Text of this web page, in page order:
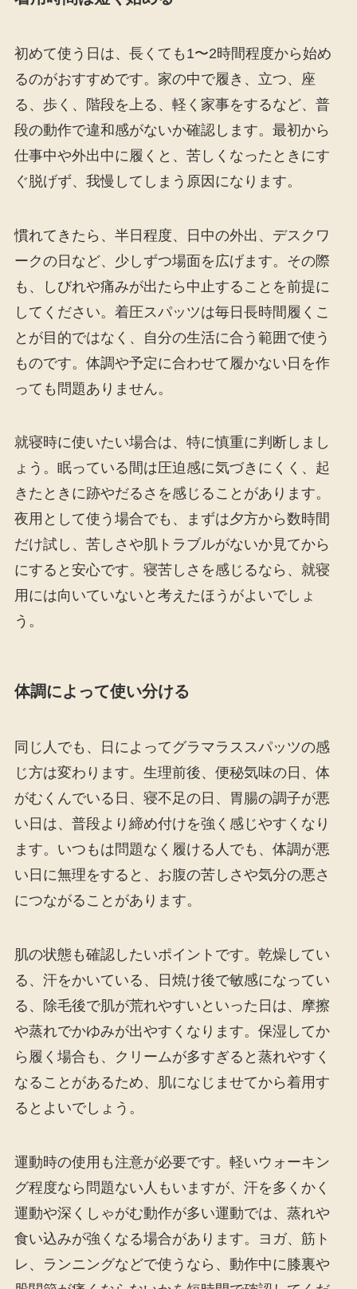
初めて使う日は、長くても1〜2時間程度から始め
るのがおすすめです。家の中で履き、立つ、座
る、歩く、階段を上る、軽く家事をするなど、普
段の動作で違和感がないか確認します。最初から
仕事中や外出中に履くと、苦しくなったときにす
ぐ脱げず、我慢してしまう原因になります。
慣れてきたら、半日程度、日中の外出、デスクワ
ークの日など、少しずつ場面を広げます。その際
も、しびれや痛みが出たら中止することを前提に
してください。着圧スパッツは毎日長時間履くこ
とが目的ではなく、自分の生活に合う範囲で使う
ものです。体調や予定に合わせて履かない日を作
っても問題ありません。
就寝時に使いたい場合は、特に慎重に判断しまし
ょう。眠っている間は圧迫感に気づきにくく、起
きたときに跡やだるさを感じることがあります。
夜用として使う場合でも、まずは夕方から数時間
だけ試し、苦しさや肌トラブルがないか見てから
にすると安心です。寝苦しさを感じるなら、就寝
用には向いていないと考えたほうがよいでしょ
う。
体調によって使い分ける
同じ人でも、日によってグラマラススパッツの感
じ方は変わります。生理前後、便秘気味の日、体
がむくんでいる日、寝不足の日、胃腸の調子が悪
い日は、普段より締め付けを強く感じやすくなり
ます。いつもは問題なく履ける人でも、体調が悪
い日に無理をすると、お腹の苦しさや気分の悪さ
につながることがあります。
肌の状態も確認したいポイントです。乾燥してい
る、汗をかいている、日焼け後で敏感になってい
る、除毛後で肌が荒れやすいといった日は、摩擦
や蒸れでかゆみが出やすくなります。保湿してか
ら履く場合も、クリームが多すぎると蒸れやすく
なることがあるため、肌になじませてから着用す
るとよいでしょう。
運動時の使用も注意が必要です。軽いウォーキン
グ程度なら問題ない人もいますが、汗を多くかく
運動や深くしゃがむ動作が多い運動では、蒸れや
食い込みが強くなる場合があります。ヨガ、筋ト
レ、ランニングなどで使うなら、動作中に膝裏や